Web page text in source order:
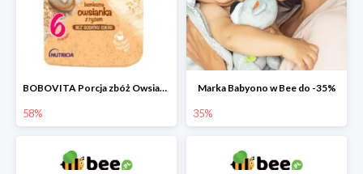
BOBOVITA Porcja zbóż Owsianka bezmleczna z ryżem
58%
Marka Babyono w Bee do -35%
35%